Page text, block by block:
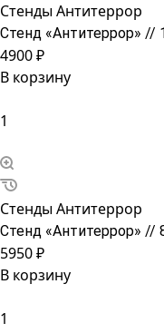
Стенды Антитеррор
Стенд «Антитеррор»
4900 ₽
В корзину
Стенды Антитеррор
Стенд «Антитеррор»
5950 ₽
В корзину